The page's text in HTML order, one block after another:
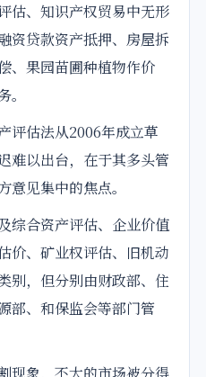
估、知识产权贸易中无形
资贷款资产抵押、房屋拆
、果园苗圃种植物作价
评估法从2006年成立草
难以出台，在于其多头管
见集中的焦点。
综合资产评估、企业价值
价、矿业权评估、旧机动
别，但分别由财政部、住
部、和保监会等部门管